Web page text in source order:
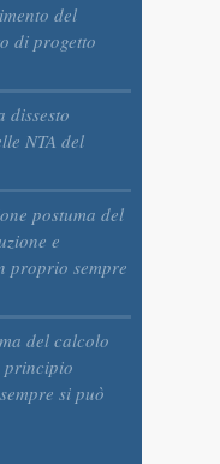
del
di progetto
dissesto
NTA del
postuma del
e
proprio sempre
del calcolo
principio
si può